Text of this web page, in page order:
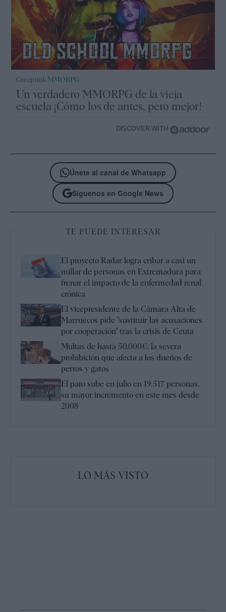
Corepunk MMORPG
Un verdadero MMORPG de la vieja
escuela ¡Cómo los de antes, pero mejor!
DISCOVER WITH
Únete al canal de Whatsapp
Síguenos en Google News
TE PUEDE INTERESAR
El proyecto Radar logra cribar a casi un
millar de personas en Extremadura para
frenar el impacto de la enfermedad renal
crónica
El vicepresidente de la Cámara Alta de
Marruecos pide "sustituir las acusaciones
por cooperación" tras la crisis de Ceuta
Multas de hasta 50.000€: la severa
prohibición que afecta a los dueños de
perros y gatos
El paro sube en julio en 19.517 personas,
su mayor incremento en este mes desde
2008
LO MÁS VISTO